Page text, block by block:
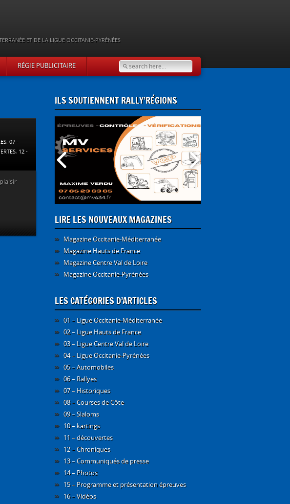
ET DE LA LIGUE OCCITANIE-PYRÉNÉES
RÉGIE PUBLICITAIRE
, 07 -
, 12 -
ILS SOUTIENNENT RALLY’RÉGIONS
LIRE LES NOUVEAUX MAGAZINES
Magazine Occitanie-Méditerranée
Magazine Hauts de France
Magazine Centre Val de Loire
Magazine Occitanie-Pyrénées
LES CATÉGORIES D’ARTICLES
01 – Ligue Occitanie-Méditerranée
02 – Ligue Hauts de France
03 – Ligue Centre Val de Loire
04 – Ligue Occitanie-Pyrénées
05 – Automobiles
06 – Rallyes
07 – Historiques
08 – Courses de Côte
09 – Slaloms
10 – kartings
11 – découvertes
12 – Chroniques
13 – Communiqués de presse
14 – Photos
15 – Programme et présentation épreuves
16 – Vidéos